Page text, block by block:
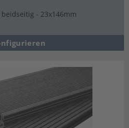
- 23x146mm